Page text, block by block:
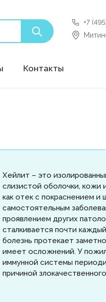
a component
+7
Контакты
Хейлит – это
слизистой оболочки, кожи
как отек с покраснением
самостоятельным
проявлением других
сталкивается почти
болезнь протекает
имеет осложнений. У
иммунной системы
причиной